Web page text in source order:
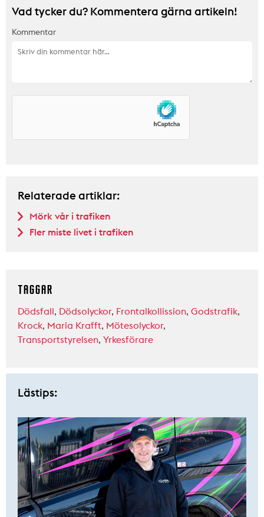
Vad tycker du? Kommentera gärna artikeln!
Kommentar
Relaterade artiklar:
Mörk vår i trafiken
Fler miste livet i trafiken
TAGGAR
Dödsfall, Dödsolyckor, Frontalkollission, Godstrafik,
Krock, Maria Krafft, Mötesolyckor,
Transportstyrelsen, Yrkesförare
Lästips: